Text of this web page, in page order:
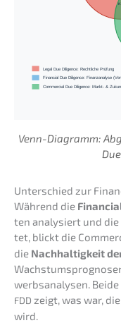
Legal Due Diligence: Rechtliche Prüfung
Financial Due Diligence: Finanzanalyse
Commercial Due Diligence: Markt- &
Venn-Diagramm:
Unter­schied zur
Während die
ten analy­siert und
tet, blickt die
die Nachhal­tig­keit
werbs­ana­ly­sen.
FDD zeigt, was war, die
wird.